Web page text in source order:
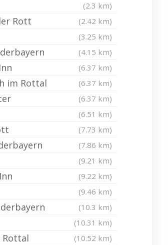
(2.3 km)
Rott (2.42 km)
(3.25 km)
(4.15 km)
(6.37 km)
im Rottal (6.37 km)
(6.37 km)
(6.51 km)
(7.73 km)
(7.86 km)
(9.21 km)
(9.22 km)
(9.46 km)
(10.3 km)
(10.31 km)
Rottal (10.52 km)